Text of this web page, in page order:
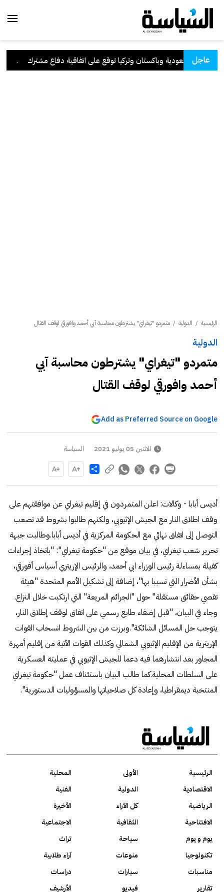
عاجلالسعودية وباكستان وتركيا توقع على اتفاقية دفاع مشترك
الرئيسية / الدولية / متمردو "تيغراي" يشترطون محاسبة آبي أحمد وافورقي لوقف القتال
الدولية
متمردو "تيغراي" يشترطون محاسبة آبي
أحمد وافورقي لوقف القتال
Add as Preferred Source on Google
الاثنين 05 يوليو 2021 السياسة
Share
أديس أبابا - وكالات: اعلن المتمردون في إقليم تيغراي عن موافقتهم على
وقف اطلاق النار مع الجيش الإثيوبي، ولكنهم طالبوا بشروط قد تصعب
التوصل إلى اتفاق نهائي مع الحكومة المركزية في أديس أبابا.وطالبت جبهة
تحرير شعب تيغراي، في بيان موقع من "حكومة تيغراي": "باتخاذ إجراءات
كفيلة بمساءلة رئيس الوزراء ابي أحمد، والرئيس الإريتري أسياس أفورقي،
بشأن الأضرار التي تسببا بها"، إضافة إلى تشكيل الأمم المتحدة "هيئة
تقصي حقائق مستقلة" حول "الجرائم المريعة" التي ارتكبت خلال النزاع.
وجاء في البيان، "قبل إضفاء طابع رسمي على اتفاق لوقف إطلاق النار،
يتوجب حل المسائل الشائكة".وبرزت من بين الشروط انسحاب القوات
الإريترية من الإقليم الإثيوبي الشمالي وكذلك القوات الآتية من إقليم أمهرة
المجاور بعد انتشارهما فيه دعما للجيش الإثيوبي في عمليته العسكرية
على السلطات المحلية.كما طالب البيان باستئناف عمل "حكومة تيغراي
المنتخبة ديمقراطيا، وإعادة كل صلاحياتها والمسؤوليات الدستورية".
الرئيسية الأولى
المحلية
الاقتصادية
الدولية
الفنية
الرياضية
كل الآراء
الأخيرة
الافتتاحية
الثقافية
الاجتماعية
يوم و يوم
سياحة
تراث
تكنولوجيا
منوعات
آراء طلابية
مناسبات
سيارات
دراسات
تقارير
فيديو الأرشيف